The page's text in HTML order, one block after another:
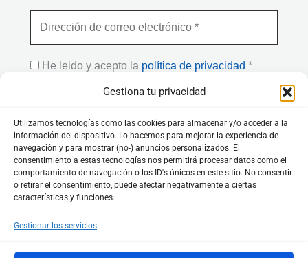
Gestiona tu privacidad
Utilizamos tecnologías como las cookies para almacenar y/o acceder a la
información del dispositivo. Lo hacemos para mejorar la experiencia de
navegación y para mostrar (no-) anuncios personalizados. El
consentimiento a estas tecnologías nos permitirá procesar datos como el
comportamiento de navegación o los ID's únicos en este sitio. No consentir
o retirar el consentimiento, puede afectar negativamente a ciertas
características y funciones.
Gestionar los servicios
He leido y acepto la política de privacidad *